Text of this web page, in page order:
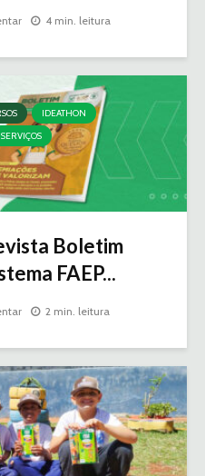
4 min. leitura
IDEATHON
SERVIÇOS
Boletim
FAEP...
2 min. leitura